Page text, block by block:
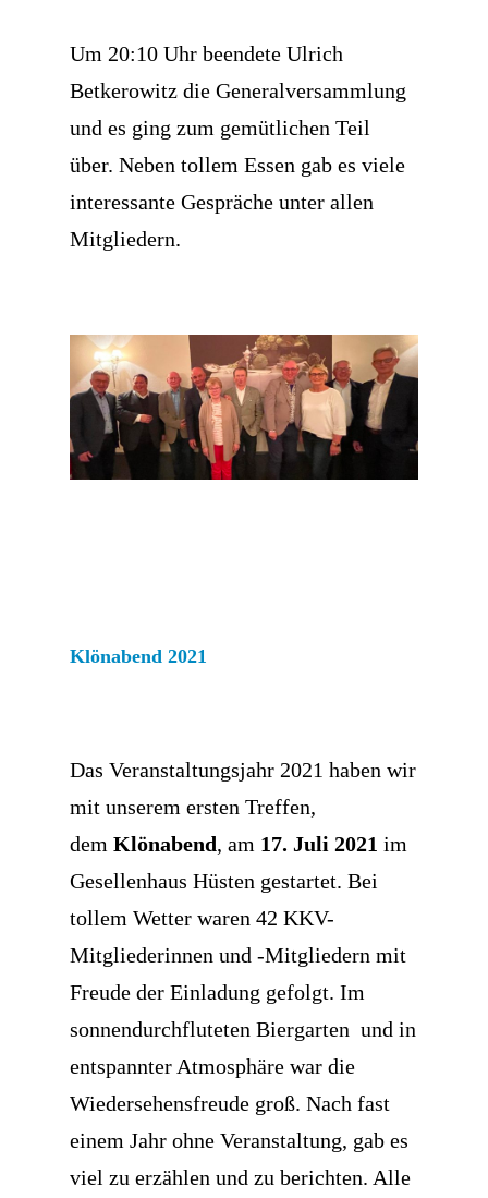
Um 20:10 Uhr beendete Ulrich
Betkerowitz die Generalversammlung
und es ging zum gemütlichen Teil
über. Neben tollem Essen gab es viele
interessante Gespräche unter allen
Mitgliedern.
Klönabend 2021
Das Veranstaltungsjahr 2021 haben wir
mit unserem ersten Treffen,
dem Klönabend, am 17. Juli 2021 im
Gesellenhaus Hüsten gestartet. Bei
tollem Wetter waren 42 KKV-
Mitgliederinnen und -Mitgliedern mit
Freude der Einladung gefolgt. Im
sonnendurchfluteten Biergarten und in
entspannter Atmosphäre war die
Wiedersehensfreude groß. Nach fast
einem Jahr ohne Veranstaltung, gab es
viel zu erzählen und zu berichten. Alle